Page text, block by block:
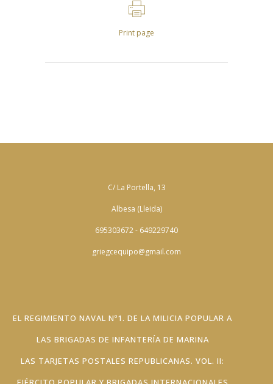
Print page
C/ La Portella, 13
Albesa (Lleida)
695303672 - 649229740
griegcequipo@gmail.com
EL REGIMIENTO NAVAL Nº1. DE LA MILICIA POPULAR A
LAS BRIGADAS DE INFANTERÍA DE MARINA
LAS TARJETAS POSTALES REPUBLICANAS. VOL. II: